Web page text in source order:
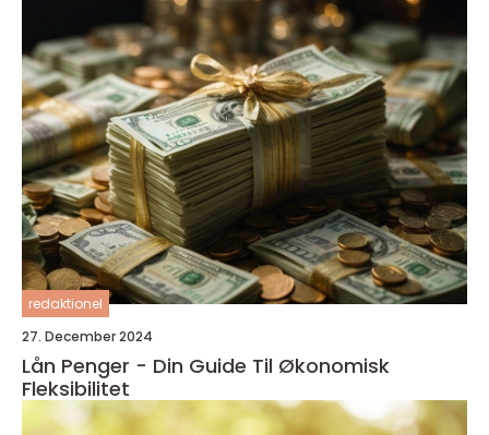
redaktionel
27. December 2024
Lån Penger - Din Guide Til Økonomisk
Fleksibilitet